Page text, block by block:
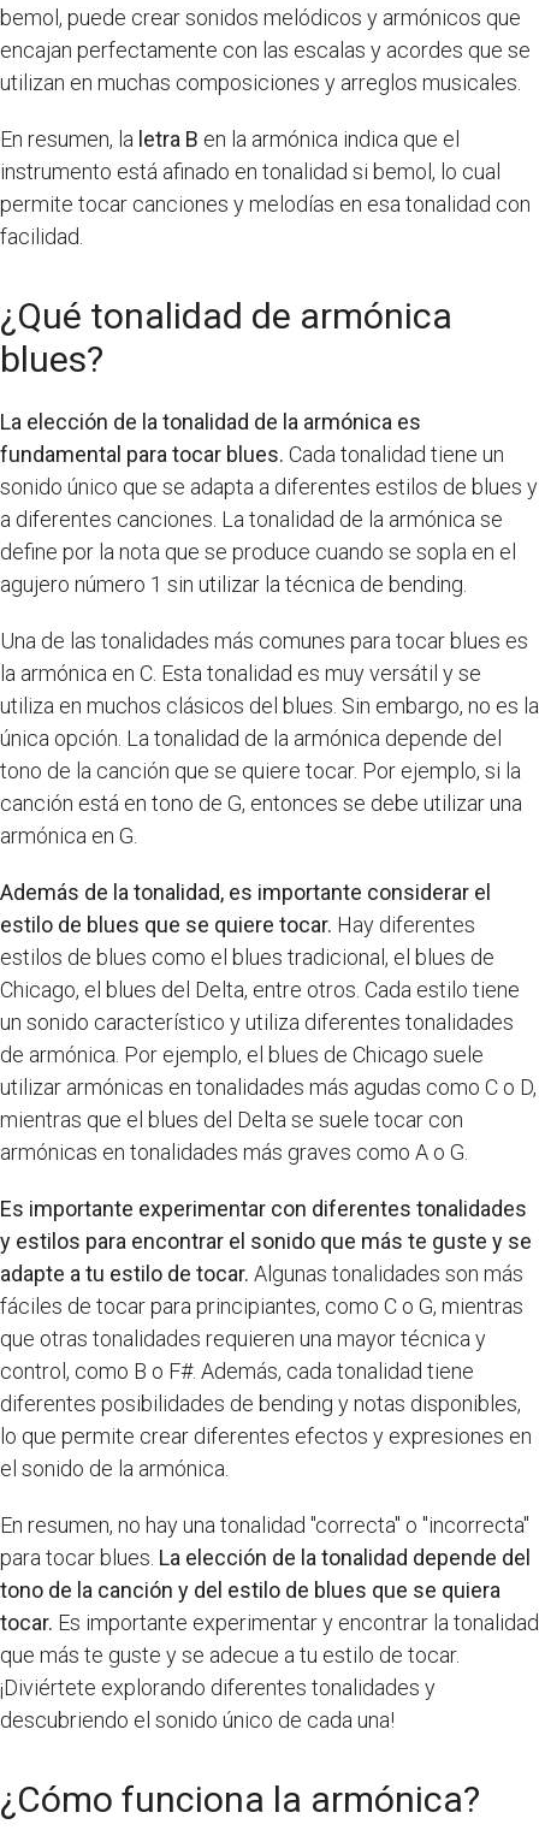
bemol, puede crear sonidos melódicos y armónicos que
encajan perfectamente con las escalas y acordes que se
utilizan en muchas composiciones y arreglos musicales.
En resumen, la letra B en la armónica indica que el
instrumento está afinado en tonalidad si bemol, lo cual
permite tocar canciones y melodías en esa tonalidad con
facilidad.
¿Qué tonalidad de armónica
blues?
La elección de la tonalidad de la armónica es
fundamental para tocar blues. Cada tonalidad tiene un
sonido único que se adapta a diferentes estilos de blues y
a diferentes canciones. La tonalidad de la armónica se
define por la nota que se produce cuando se sopla en el
agujero número 1 sin utilizar la técnica de bending.
Una de las tonalidades más comunes para tocar blues es
la armónica en C. Esta tonalidad es muy versátil y se
utiliza en muchos clásicos del blues. Sin embargo, no es la
única opción. La tonalidad de la armónica depende del
tono de la canción que se quiere tocar. Por ejemplo, si la
canción está en tono de G, entonces se debe utilizar una
armónica en G.
Además de la tonalidad, es importante considerar el
estilo de blues que se quiere tocar. Hay diferentes
estilos de blues como el blues tradicional, el blues de
Chicago, el blues del Delta, entre otros. Cada estilo tiene
un sonido característico y utiliza diferentes tonalidades
de armónica. Por ejemplo, el blues de Chicago suele
utilizar armónicas en tonalidades más agudas como C o D,
mientras que el blues del Delta se suele tocar con
armónicas en tonalidades más graves como A o G.
Es importante experimentar con diferentes tonalidades
y estilos para encontrar el sonido que más te guste y se
adapte a tu estilo de tocar. Algunas tonalidades son más
fáciles de tocar para principiantes, como C o G, mientras
que otras tonalidades requieren una mayor técnica y
control, como B o F#. Además, cada tonalidad tiene
diferentes posibilidades de bending y notas disponibles,
lo que permite crear diferentes efectos y expresiones en
el sonido de la armónica.
En resumen, no hay una tonalidad "correcta" o "incorrecta"
para tocar blues. La elección de la tonalidad depende del
tono de la canción y del estilo de blues que se quiera
tocar. Es importante experimentar y encontrar la tonalidad
que más te guste y se adecue a tu estilo de tocar.
¡Diviértete explorando diferentes tonalidades y
descubriendo el sonido único de cada una!
¿Cómo funciona la armónica?